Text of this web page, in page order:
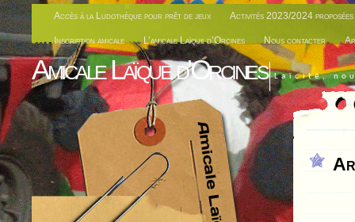
Accès à la Ludothèque pour prêt de jeux Activités 2023/2024 proposées
Inscription amicale L’amicale Laïque d’Orcines Nous contacter
Amicale Laïque d'Orcines Laïcité,